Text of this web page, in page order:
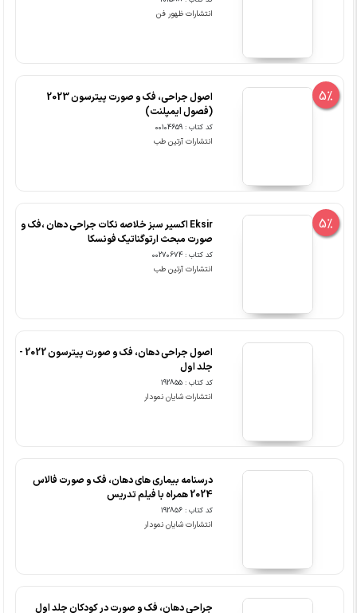
انتشارات ظهور فن
5%
اصول جراحی، فک و صورت پیترسون 2023
(فصول ایمپلنت)
کد کتاب : 00104659
انتشارات آرتین طب
5%
Eksir اکسیر سبز خلاصه نکات جراحی دهان ،فک و
صورت مبحث ارتوگناتیک فونسکا
کد کتاب : 00270674
انتشارات آرتین طب
اصول جراحی دهان، فک و صورت پیترسون 2022 -
جلد اول
کد کتاب : 192855
انتشارات شایان نمودار
درسنامه بیماری های دهان، فک و صورت فالاس
2024 همراه با فیلم تدریس
کد کتاب : 192856
انتشارات شایان نمودار
جراحی دهان، فک و صورت در کودکان جلد اول